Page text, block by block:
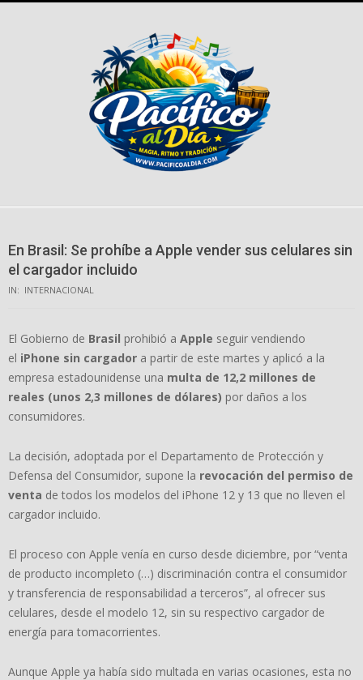
En Brasil: Se prohíbe a Apple vender sus celulares sin
el cargador incluido
IN: INTERNACIONAL
El Gobierno de Brasil prohibió a Apple seguir vendiendo
el iPhone sin cargador a partir de este martes y aplicó a la
empresa estadounidense una multa de 12,2 millones de
reales (unos 2,3 millones de dólares) por daños a los
consumidores.
La decisión, adoptada por el Departamento de Protección y
Defensa del Consumidor, supone la revocación del permiso de
venta de todos los modelos del iPhone 12 y 13 que no lleven el
cargador incluido.
El proceso con Apple venía en curso desde diciembre, por “venta
de producto incompleto (…) discriminación contra el consumidor
y transferencia de responsabilidad a terceros”, al ofrecer sus
celulares, desde el modelo 12, sin su respectivo cargador de
energía para tomacorrientes.
Aunque Apple ya había sido multada en varias ocasiones, esta no